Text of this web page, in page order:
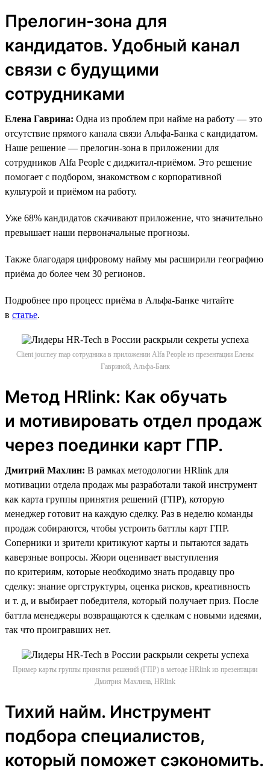
Прелогин-зона для
кандидатов. Удобный канал
связи с будущими
сотрудниками
Елена Гаврина: Одна из проблем при найме на работу — это
отсутствие прямого канала связи Альфа-Банка с кандидатом.
Наше решение — прелогин-зона в приложении для
сотрудников Alfa People с диджитал-приёмом. Это решение
помогает с подбором, знакомством с корпоративной
культурой и приёмом на работу.
Уже 68% кандидатов скачивают приложение, что значительно
превышает наши первоначальные прогнозы.
Также благодаря цифровому найму мы расширили географию
приёма до более чем 30 регионов.
Подробнее про процесс приёма в Альфа-Банке читайте
в статье.
Client journey map сотрудника в приложении Alfa People из презентации Елены
Гавриной, Альфа-Банк
Метод HRlink: Как обучать
и мотивировать отдел продаж
через поединки карт ГПР.
Дмитрий Махлин: В рамках методологии HRlink для
мотивации отдела продаж мы разработали такой инструмент
как карта группы принятия решений (ГПР), которую
менеджер готовит на каждую сделку. Раз в неделю команды
продаж собираются, чтобы устроить баттлы карт ГПР.
Соперники и зрители критикуют карты и пытаются задать
каверзные вопросы. Жюри оценивает выступления
по критериям, которые необходимо знать продавцу про
сделку: знание оргструктуры, оценка рисков, креативность
и т. д, и выбирает победителя, который получает приз. После
баттла менеджеры возвращаются к сделкам с новыми идеями,
так что проигравших нет.
Пример карты группы принятия решений (ГПР) в методе HRlink из презентации
Дмитрия Махлина, HRlink
Тихий найм. Инструмент
подбора специалистов,
который поможет сэкономить.